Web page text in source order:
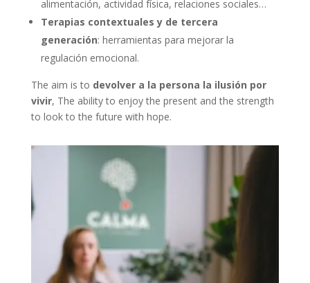
alimentación, actividad física, relaciones sociales…
Terapias contextuales y de tercera
generación: herramientas para mejorar la
regulación emocional.
The aim is to devolver a la persona la ilusión por
vivir, The ability to enjoy the present and the strength
to look to the future with hope.